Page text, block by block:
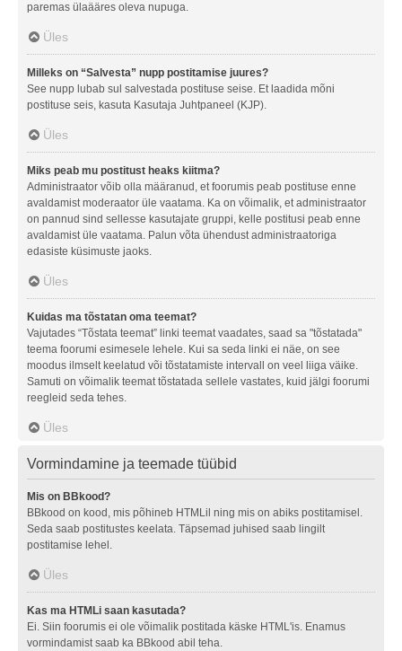
paremas ülaääres oleva nupuga.
Üles
Milleks on “Salvesta” nupp postitamise juures?
See nupp lubab sul salvestada postituse seise. Et laadida mõni
postituse seis, kasuta Kasutaja Juhtpaneel (KJP).
Üles
Miks peab mu postitust heaks kiitma?
Administraator võib olla määranud, et foorumis peab postituse enne
avaldamist moderaator üle vaatama. Ka on võimalik, et administraator
on pannud sind sellesse kasutajate gruppi, kelle postitusi peab enne
avaldamist üle vaatama. Palun võta ühendust administraatoriga
edasiste küsimuste jaoks.
Üles
Kuidas ma tõstatan oma teemat?
Vajutades “Tõstata teemat” linki teemat vaadates, saad sa "tõstatada"
teema foorumi esimesele lehele. Kui sa seda linki ei näe, on see
moodus ilmselt keelatud või tõstatamiste intervall on veel liiga väike.
Samuti on võimalik teemat tõstatada sellele vastates, kuid jälgi foorumi
reegleid seda tehes.
Üles
Vormindamine ja teemade tüübid
Mis on BBkood?
BBkood on kood, mis põhineb HTMLil ning mis on abiks postitamisel.
Seda saab postitustes keelata. Täpsemad juhised saab lingilt
postitamise lehel.
Üles
Kas ma HTMLi saan kasutada?
Ei. Siin foorumis ei ole võimalik postitada käske HTML'is. Enamus
vormindamist saab ka BBkood abil teha.